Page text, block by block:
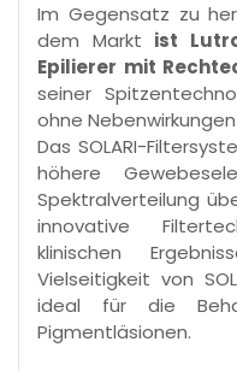
Im Gegensatz zu
dem Markt ist
Epilierer mit
seiner
ohne
Das SOLARI-
höhere
Spektralverteilung
innovative
klinischen
Vielseitigkeit von
ideal für die
Pigmentläsionen.